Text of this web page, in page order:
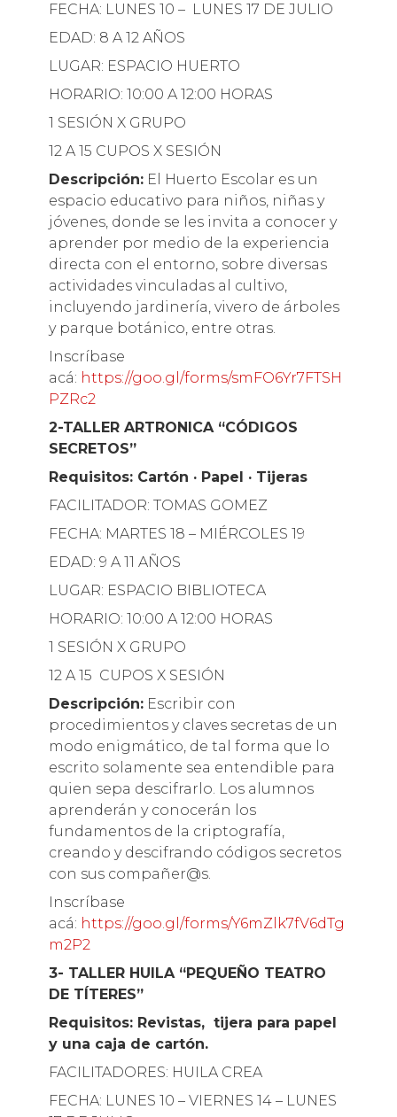
FECHA: LUNES 10 – LUNES 17 DE JULIO
EDAD: 8 A 12 AÑOS
LUGAR: ESPACIO HUERTO
HORARIO: 10:00 A 12:00 HORAS
1 SESIÓN X GRUPO
12 A 15 CUPOS X SESIÓN
Descripción:El Huerto Escolar es un
espacio educativo para niños, niñas y
jóvenes, donde se les invita a conocer y
aprender por medio de la experiencia
directa con el entorno, sobre diversas
actividades vinculadas al cultivo,
incluyendo jardinería, vivero de árboles
y parque botánico, entre otras.
Inscríbase
acá: https://goo.gl/forms/smFO6Yr7FTSH
PZRc2
2-TALLER ARTRONICA “CÓDIGOS
SECRETOS”
Requisitos: Cartón · Papel · Tijeras
FACILITADOR: TOMAS GOMEZ
FECHA: MARTES 18 – MIÉRCOLES 19
EDAD: 9 A 11 AÑOS
LUGAR: ESPACIO BIBLIOTECA
HORARIO: 10:00 A 12:00 HORAS
1 SESIÓN X GRUPO
12 A 15 CUPOS X SESIÓN
Descripción:Escribir con
procedimientos y claves secretas de un
modo enigmático, de tal forma que lo
escrito solamente sea entendible para
quien sepa descifrarlo. Los alumnos
aprenderán y conocerán los
fundamentos de la criptografía,
creando y descifrando códigos secretos
con sus compañer@s.
Inscríbase
acá: https://goo.gl/forms/Y6mZlk7fV6dTg
m2P2
3- TALLER HUILA “PEQUEÑO TEATRO
DE TÍTERES”
Requisitos: Revistas, tijera para papel
y una caja de cartón.
FACILITADORES: HUILA CREA
FECHA: LUNES 10 – VIERNES 14 – LUNES